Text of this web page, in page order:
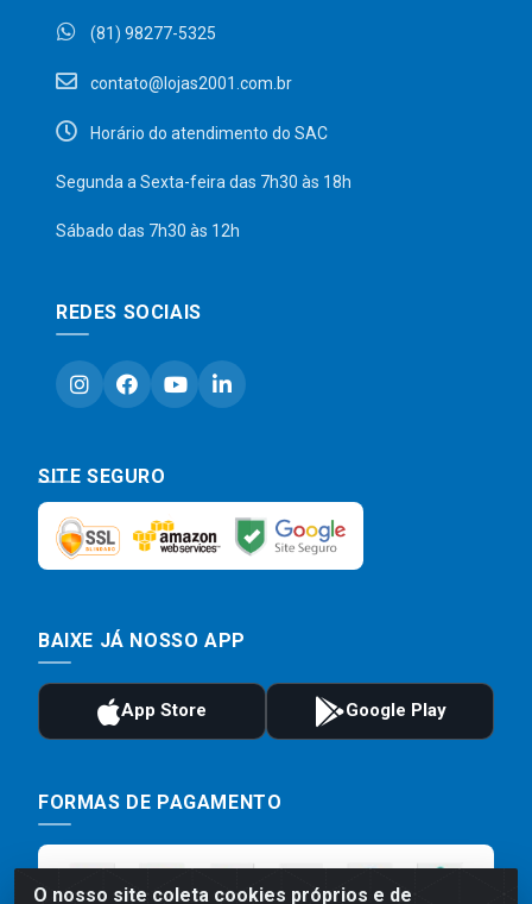
O nosso site coleta cookies próprios e de
(81) 98277-5325
contato@lojas2001.com.br
Horário do atendimento do SAC
Segunda a Sexta-feira das 7h30 às 18h
Sábado das 7h30 às 12h
REDES SOCIAIS
SITE SEGURO
BAIXE JÁ NOSSO APP
FORMAS DE PAGAMENTO